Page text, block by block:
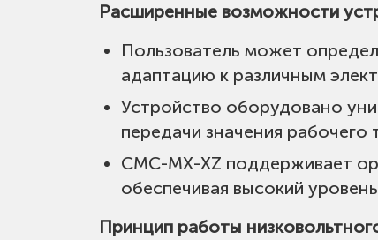
Расширенные возможности
Пользователь может
адаптацию к различным
Устройство оборудовано
передачи значения рабочего
CMC-MX-XZ поддерживает
обеспечивая высокий
Принцип работы
Степень защиты от влаги и пыли:
Тип охлаждения:Естественное
Установка:Настенная/ шкафная
Рабочие условия:Высота над
влажность: до 95% (без